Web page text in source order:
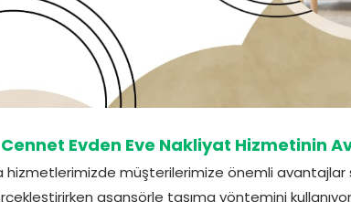
Cennet Evden Eve Nakliyat Hizmetinin
hizmetlerimizde müşterilerimize önemli avantajlar
asansörle taşıma yöntemini